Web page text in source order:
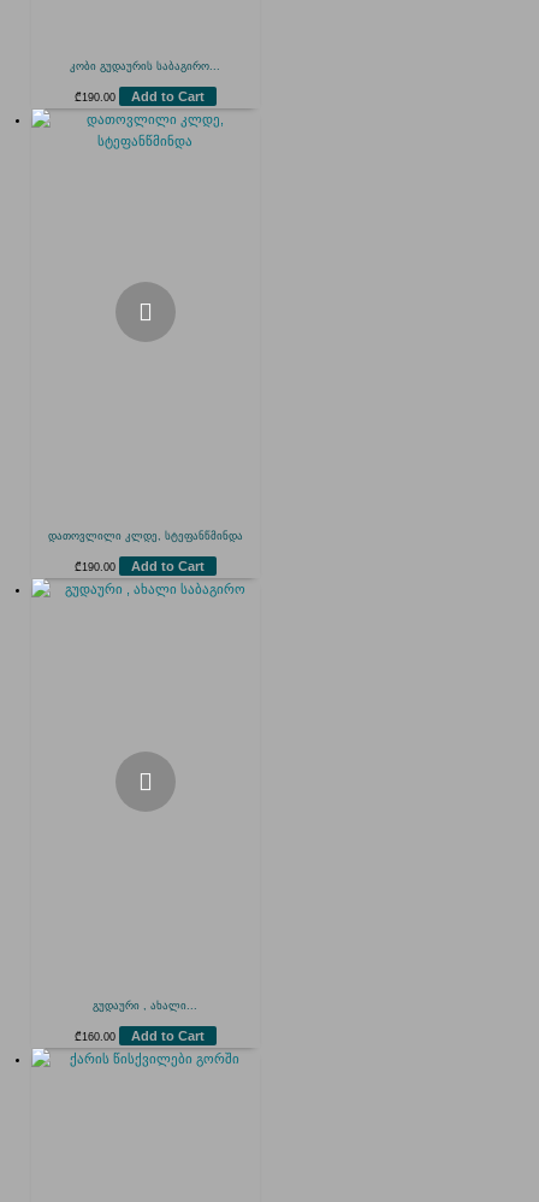
კობი გუდაურის საბაგირო...
₾190.00 Add to Cart
დათოვლილი კლდე, სტეფანწმინდა
₾190.00 Add to Cart
გუდაური , ახალი...
₾160.00 Add to Cart